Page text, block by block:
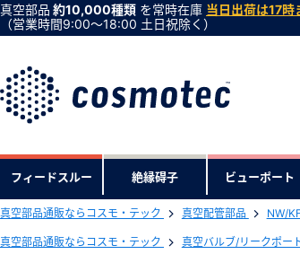
真空部品 約10,000種類 を常時在庫 当日出荷は17時
（営業時間9:00〜18:00 土日祝除く）
フィードスルー 絶縁碍子 ビューポート
真空部品通販ならコスモ・テック 真空配管部品 NW/
真空部品通販ならコスモ・テック 真空バルブ/リークポー
下記製品のRoHS2
会員登
会員登録をすれば、